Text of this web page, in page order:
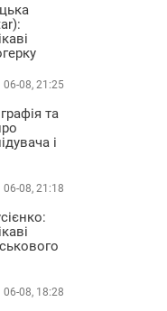
06-08, 21:25
та
і
06-08, 21:18
06-08, 18:28